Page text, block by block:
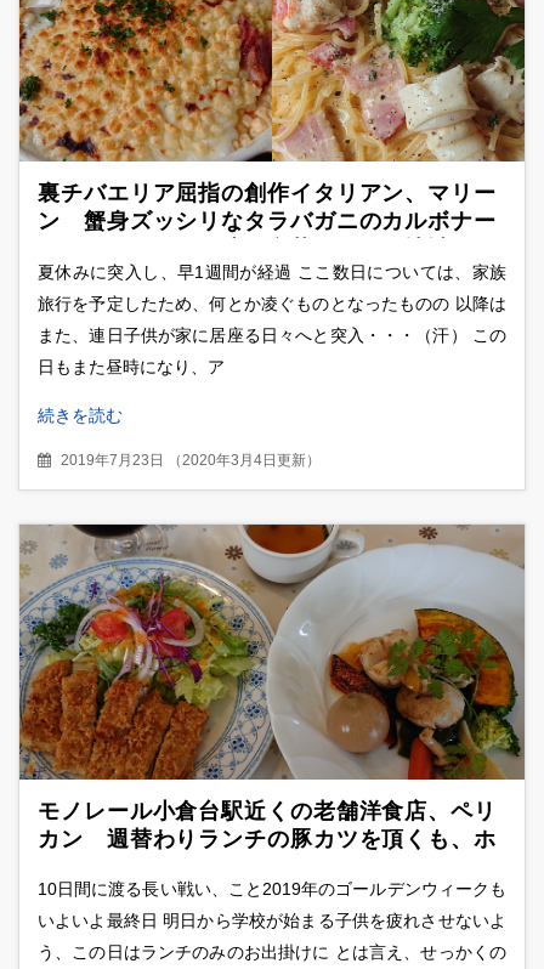
裏チバエリア屈指の創作イタリアン、マリー
ン 蟹身ズッシリなタラバガニのカルボナー
NO1！？
夏休みに突入し、早1週間が経過 ここ数日については、家族
旅行を予定したため、何とか凌ぐものとなったものの 以降は
また、連日子供が家に居座る日々へと突入・・・（汗） この
日もまた昼時になり、ア
続きを読む
2019年7月23日 （ 2020年3月4日更新）
モノレール小倉台駅近くの老舗洋食店、ペリ
カン 週替わりランチの豚カツを頂くも、ホ
句…
10日間に渡る長い戦い、こと2019年のゴールデンウィークも
いよいよ最終日 明日から学校が始まる子供を疲れさせないよ
う、この日はランチのみのお出掛けに とは言え、せっかくの